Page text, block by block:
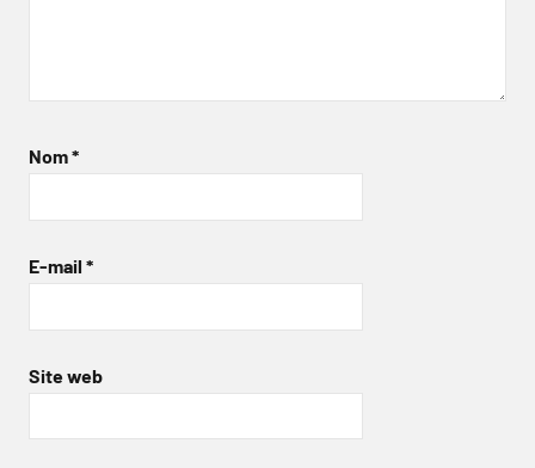
Nom*
E-mail *
Site web